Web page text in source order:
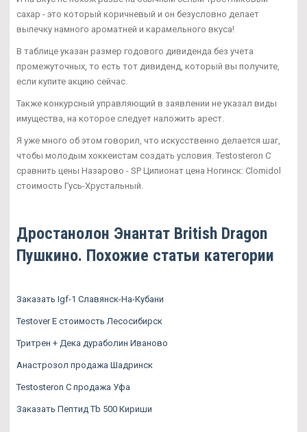
сахар - это который коричневый и он безусловно делает
выпечку намного ароматней и карамельного вкуса!
В таблице указан размер годового дивиденда без учета
промежуточных, то есть тот дивиденд, который вы получите,
если купите акцию сейчас.
Также конкурсный управляющий в заявлении не указал виды
имущества, на которое следует наложить арест.
Я уже много об этом говорил, что искусственно делается шаг,
чтобы молодым хоккеистам создать условия. Testosteron C
сравнить цены Назарово - SP Ципионат цена Ногинск: Clomidol
стоимость Гусь-Хрустальный.
Дростанолон Энантат British Dragon
Пушкино. Похожие статьи категории
Заказать Igf-1 Славянск-На-Кубани
Testover E стоимость Лесосибирск
Тритрен + Дека дураболин Иваново
Анастрозол продажа Шадринск
Testosteron C продажа Уфа
Заказать Пептид Tb 500 Кириши